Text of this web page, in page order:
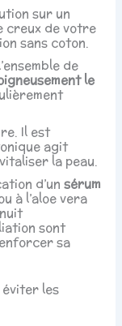
sur un
creux de votre
sans coton.
de
le
Il est
agit
la peau.
d’unsérum
à l’aloe vera
sont
sa
éviter les